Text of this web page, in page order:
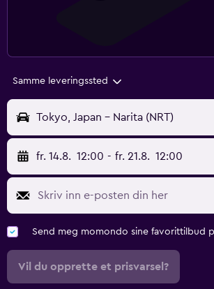
Samme leveringssted
Tokyo, Japan - Narita (NRT)
fr. 14.8. 12:00 - fr. 21.8. 12:00
Send meg momondo sine favorittilbud
Vil du opprette et prisvarsel?